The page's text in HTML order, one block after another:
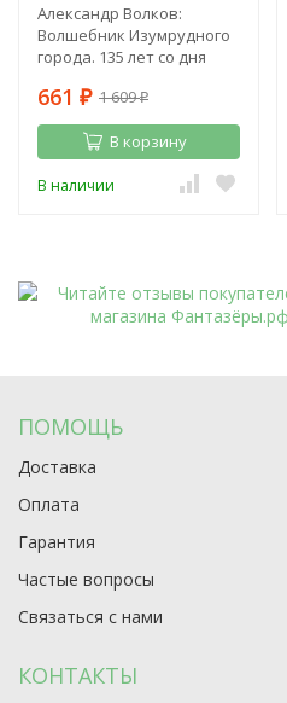
Александр Волков:
Волшебник Изумрудного
города. 135 лет со дня
661 ₽ 1 609₽
В корзину
В наличии
ПОМОЩЬ
Доставка
Оплата
Гарантия
Частые вопросы
Связаться с нами
КОНТАКТЫ